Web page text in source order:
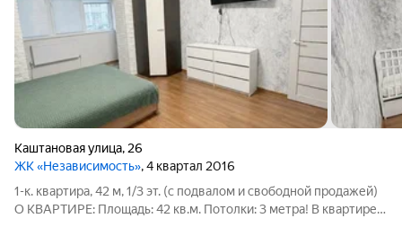
Каштановая улица, 26
ЖК «Независимость», 4 квартал 2016
1-к. квартира, 42 м, 1/3 эт. (с подвалом и свободной продажей)
О КВАРТИРЕ: Площадь: 42 кв.м. Потолки: 3 метра! В квартире